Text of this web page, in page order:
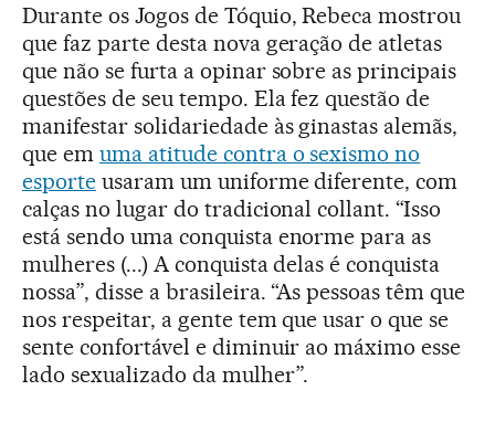
Durante os Jogos de Tóquio, Rebeca mostrou
que faz parte desta nova geração de atletas
que não se furta a opinar sobre as principais
questões de seu tempo. Ela fez questão de
manifestar solidariedade às ginastas alemãs,
que em uma atitude contra o sexismo no
esporteusaram um uniforme diferente, com
calças no lugar do tradicional collant. “Isso
está sendo uma conquista enorme para as
mulheres (...) A conquista delas é conquista
nossa”, disse a brasileira. “As pessoas têm que
nos respeitar, a gente tem que usar o que se
sente confortável e diminuir ao máximo esse
lado sexualizado da mulher”.